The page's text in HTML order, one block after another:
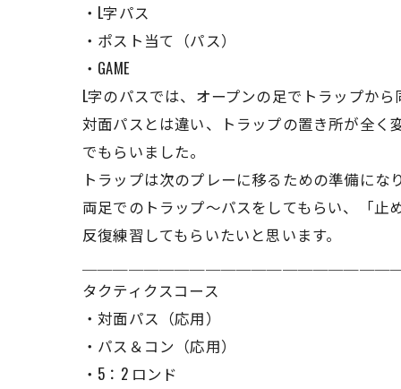
・L字パス
・ポスト当て（パス）
・GAME
L字のパスでは、オープンの足でトラップか
対面パスとは違い、トラップの置き所が全く
でもらいました。
トラップは次のプレーに移るための準備にな
両足でのトラップ〜パスをしてもらい、「止
反復練習してもらいたいと思います。
タクティクスコース
・対面パス（応用）
・パス＆コン（応用）
・5：2 ロンド